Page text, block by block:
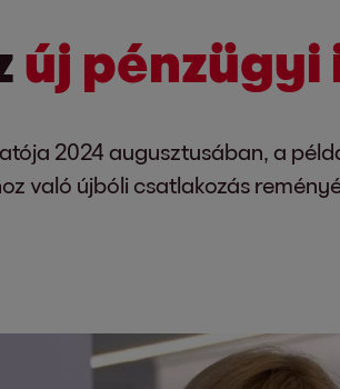
új pénzügyi
2024 augusztusában, a
való újbóli csatlakozás